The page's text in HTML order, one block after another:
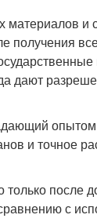
материалов
получения
дают
и точное
после
с